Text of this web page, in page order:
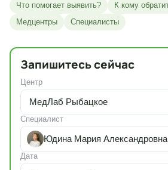
Запишитесь сейчас
Центр
МедЛаб Рыбацкое
Специалист
Юдина Мария Александровна
Дата
Что помогает выявить?
Медцентры
Специалисты